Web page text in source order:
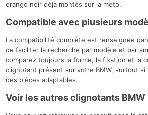
orange noir déjà montés sur la moto.
Compatible avec plusieurs
La compatibilité complète est renseignée
de faciliter la recherche par modèle et par
comparez toujours la forme, la fixation et la
clignotant présent sur votre BMW, surtout si
des pièces adaptables.
Voir les autres clignotants BMW